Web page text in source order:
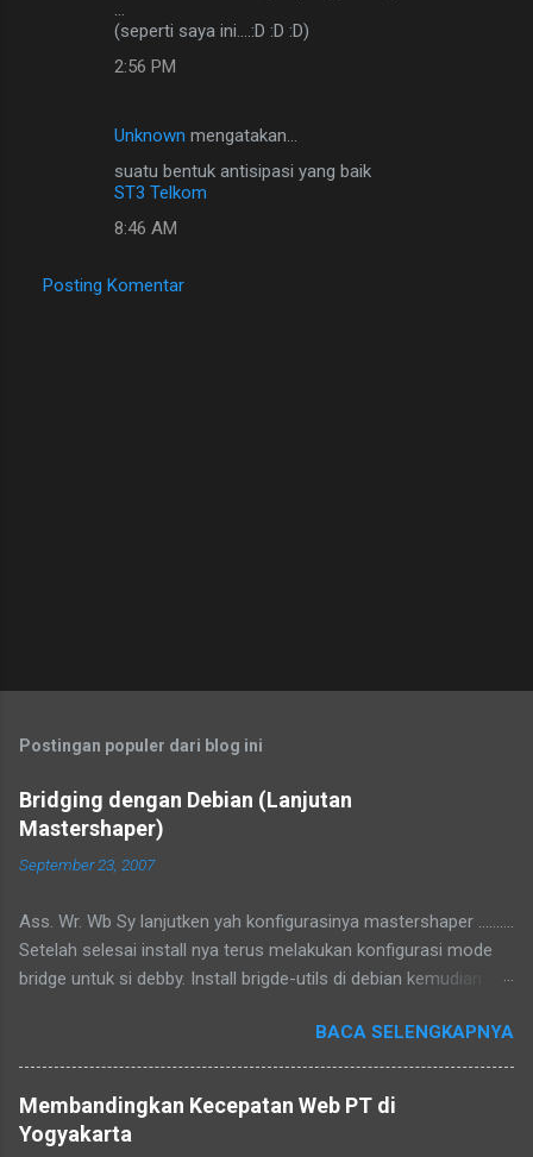
(seperti saya ini....:D :D :D)
2:56 PM
Unknown mengatakan…
suatu bentuk antisipasi yang baik
ST3 Telkom
8:46 AM
Posting Komentar
Postingan populer dari blog ini
Bridging dengan Debian (Lanjutan
Mastershaper)
September 23, 2007
Ass. Wr. Wb Sy lanjutken yah konfigurasinya mastershaper ..........
Setelah selesai install nya terus melakukan konfigurasi mode
bridge untuk si debby. Install brigde-utils di debian kemudian
inet manual bridge_ports eth1 eth2 bridge_maxwait 0
Konfigurasi di atas akan mengubah eth1 dan eth2 menjadi
bridge, gampangnya kalo kita colokan kabel utp ke eth1 ke
komputer 1 dan eth2 ke komputer 2 maka komputer 1 dan 2
menjadi terhubung, karena fungsinya bridge emang seperti itu
BACA SELENGKAPNYA
Membandingkan Kecepatan Web PT di
Yogyakarta